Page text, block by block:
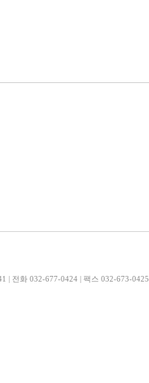
| 전화 032-677-0424 | 팩스 032-673-0425